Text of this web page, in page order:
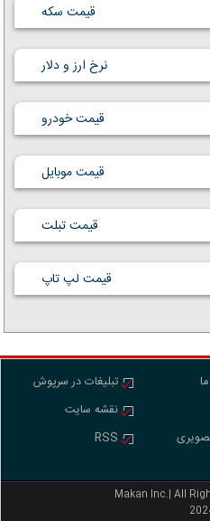
قیمت سکه
نرخ ارز و دلار
قیمت خودرو
قیمت موبایل
قیمت تبلت
قیمت لپ تاپ
تبلیغات در سرپوش
نقشه سایت
RSS
Makan Inc.‎‎‎| All